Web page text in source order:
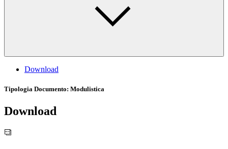
Download
Tipologia Documento: Modulistica
Download